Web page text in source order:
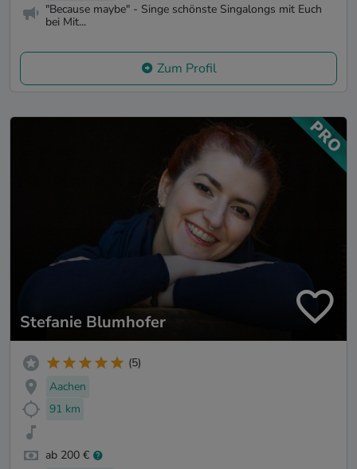
"Because maybe" - Singe schönste Singalongs mit Euch
bei Mit...
Zum Profil
Stefanie Blumhofer
(5)
Aachen
91 km
ab 200 €